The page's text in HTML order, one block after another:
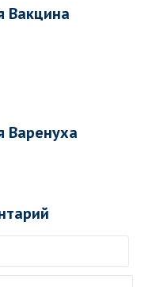
Вакцина
Варенуха